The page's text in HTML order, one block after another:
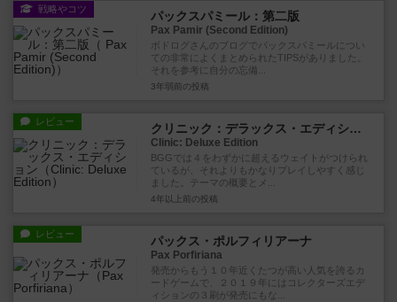
戦略やコツ パックスパミール：第二版
Pax Pamir (Second Edition)
ボドログさんのブログでパックスパミールについ
ての非常によくまとめられたTIPSがありました。
それを参考に自分の忘備...
3年弱前 の投稿
レビュー クリニック：デラックス・エディション
Clinic: Deluxe Edition
BGGでは４をわずかに超えるウェイトがつけられ
ているが、それよりもかなりプレイしやすく感じ
ました。テーマの概要とメ...
4年以上前 の投稿
レビュー パックス・ポルフィリアーナ
Pax Porfiriana
発売からもう１０年近くたつが高い人気を誇るカ
ードゲームで、２０１９年にはコレクターズエデ
ィションの３刷が発売にもな...